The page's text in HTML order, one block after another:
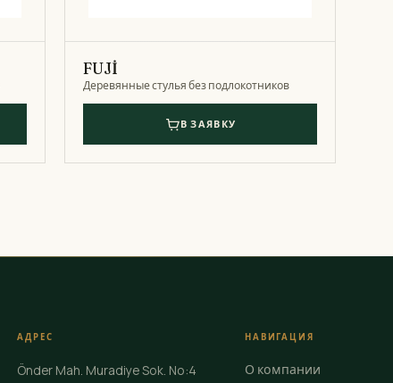
FUJİ
Деревянные стулья без подлокотников
В ЗАЯВКУ
АДРЕС
Önder Mah. Muradiye Sok. No:4
НАВИГАЦИЯ
О компании